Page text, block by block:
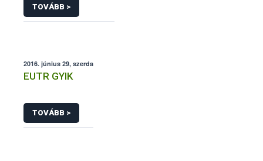
TOVÁBB >
2016. június 29, szerda
EUTR GYIK
TOVÁBB >